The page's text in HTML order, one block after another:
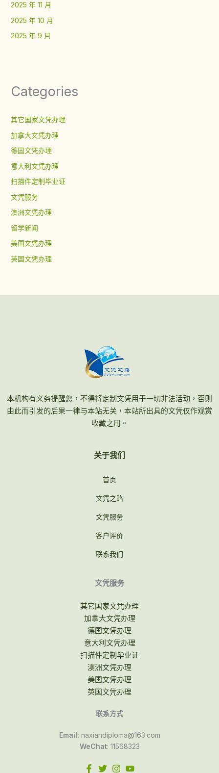
2025 年 11 月
2025 年 10 月
2025 年 9 月
Categories
其它国家文凭办理
加拿大文凭办理
德国文凭办理
意大利文凭办理
扫描件定制毕业证
文凭服务
澳洲文凭办理
留学新闻
美国文凭办理
英国文凭办理
本机构有义务提醒您，不得将定制文凭用于一切非法活动，否则
由此而引发的后果一律与本站无关，本站所出具的文凭仅作观赏
收藏之用。
关于我们
首页
文凭之路
文凭服务
客户评价
联系我们
文凭服务
其它国家文凭办理
加拿大文凭办理
德国文凭办理
意大利文凭办理
扫描件定制毕业证
澳洲文凭办理
美国文凭办理
英国文凭办理
联系方式
Email: naxiandiploma@163.com
WeChat: 11568323